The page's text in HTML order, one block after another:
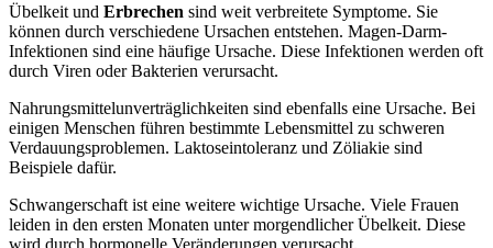
Übelkeit und Erbrechen sind weit verbreitete Symptome. Sie
können durch verschiedene Ursachen entstehen. Magen-Darm-
Infektionen sind eine häufige Ursache. Diese Infektionen werden oft
durch Viren oder Bakterien verursacht.
Nahrungsmittelunverträglichkeiten sind ebenfalls eine Ursache. Bei
einigen Menschen führen bestimmte Lebensmittel zu schweren
Verdauungsproblemen. Laktoseintoleranz und Zöliakie sind
Beispiele dafür.
Schwangerschaft ist eine weitere wichtige Ursache. Viele Frauen
leiden in den ersten Monaten unter morgendlicher Übelkeit. Diese
wird durch hormonelle Veränderungen verursacht.